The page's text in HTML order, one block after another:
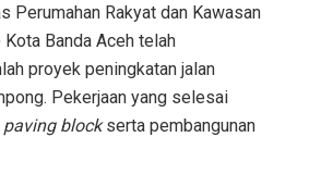
Perumahan Rakyat dan Kawasan
Banda Aceh telah
proyek peningkatan jalan
Pekerjaan yang selesai
paving blockserta pembangunan